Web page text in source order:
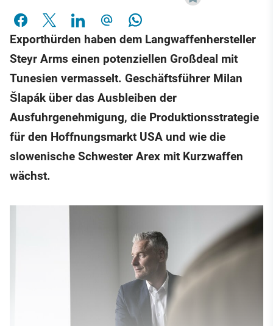
Exporthürden haben dem Langwaffenhersteller
Steyr Arms einen potenziellen Großdeal mit
Tunesien vermasselt. Geschäftsführer Milan
Šlapák über das Ausbleiben der
Ausfuhrgenehmigung, die Produktionsstrategie
für den Hoffnungsmarkt USA und wie die
slowenische Schwester Arex mit Kurzwaffen
wächst.